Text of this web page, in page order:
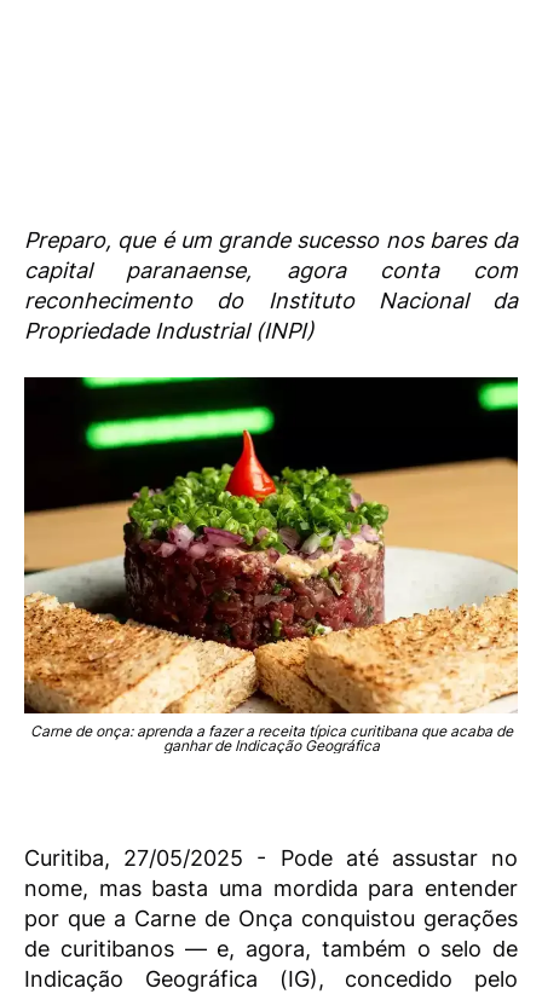
Preparo, que é um grande sucesso nos bares da
capital paranaense, agora conta com
reconhecimento do Instituto Nacional da
Propriedade Industrial (INPI)
Carne de onça: aprenda a fazer a receita típica curitibana que acaba de
ganhar de Indicação Geográfica
Curitiba, 27/05/2025 - Pode até assustar no
nome, mas basta uma mordida para entender
por que a Carne de Onça conquistou gerações
de curitibanos — e, agora, também o selo de
Indicação Geográfica (IG), concedido pelo